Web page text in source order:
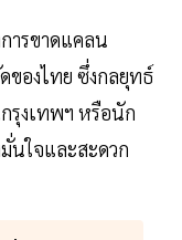
ารขาดแคลน
ของไทย ซึ่งกลยุทธ์
รุงเทพฯ หรือนัก
นใจและสะดวก